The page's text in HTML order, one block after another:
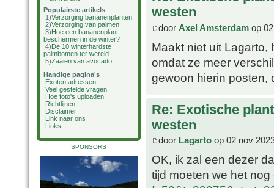
Populairste artikels
1)Verzorging bananenplanten
2)Verzorging van palmen
3)Hoe een bananenplant
beschermen in de winter?
4)De 10 winterhardste
palmbomen ter wereld
5)Zaaien van avocado
Handige pagina's
Exoten adressen
Veel gestelde vragen
Hoe foto's uploaden
Richtlijnen
Disclaimer
Link naar ons
Links
SPONSORS
westen
door Axel Amsterdam op
Maakt niet uit Lagarto,
omdat ze meer
gewoon hierin posten,
Re: Exotische
westen
door Lagarto op 02 nov
OK, ik zal een dezer
tijd moeten we het